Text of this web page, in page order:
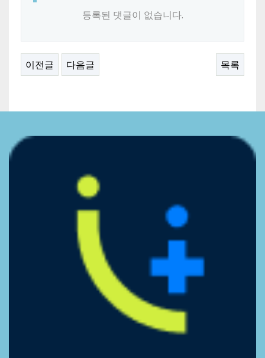
등록된 댓글이 없습니다.
이전글 다음글 목록